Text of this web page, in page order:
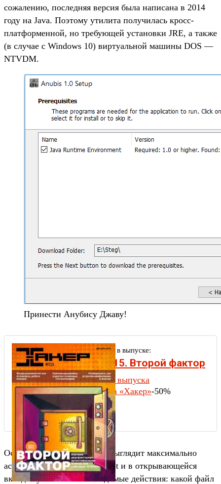
сожалению, последняя версия была написана в 2014
году на Java. Поэтому утилита получилась кросс-
платформенной, но требующей установки JRE, а также
(в случае с Windows 10) виртуальной машины DOS —
NTVDM.
Принести Анубису Джаву!
Другие статьи в выпуске:
Xakep #215. Второй фактор
Содержание выпуска
Подписка на «Хакер»-50%
Основное окно программы выглядит максимально
аскетично. Нажимаем Encrypt и в открывающейся
вкладке указываем необходимые действия: какой файл